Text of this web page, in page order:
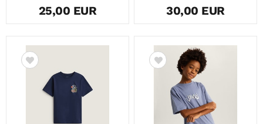
25,00 EUR 30,00 EUR